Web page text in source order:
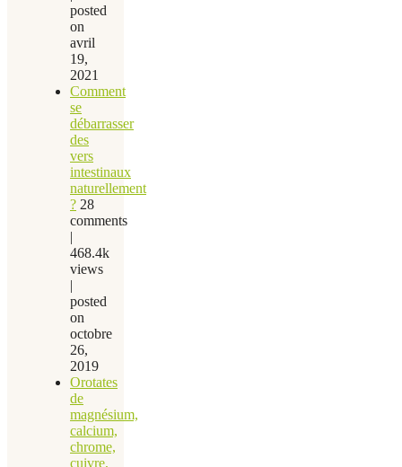
posted
on
avril
19,
2021
Comment
se
débarrasser
des
vers
intestinaux
naturellement
? 28
comments
|
468.4k
views
|
posted
on
octobre
26,
2019
Orotates
de
magnésium,
calcium,
chrome,
cuivre,